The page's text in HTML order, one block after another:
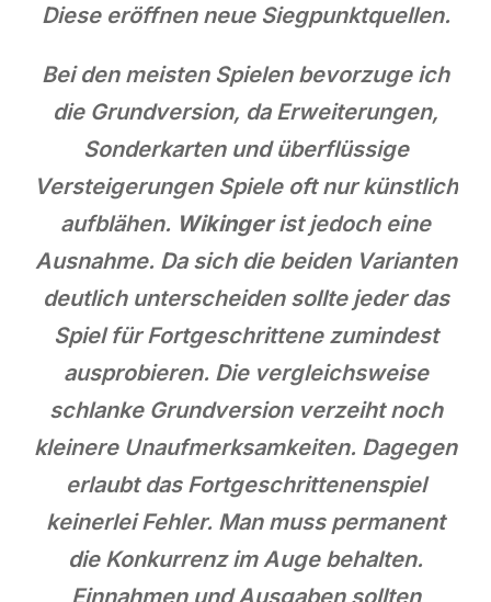
Diese eröffnen neue Siegpunktquellen.
Bei den meisten Spielen bevorzuge ich
die Grundversion, da Erweiterungen,
Sonderkarten und überflüssige
Versteigerungen Spiele oft nur künstlich
aufblähen. Wikingerist jedoch eine
Ausnahme. Da sich die beiden Varianten
deutlich unterscheiden sollte jeder das
Spiel für Fortgeschrittene zumindest
ausprobieren. Die vergleichsweise
schlanke Grundversion verzeiht noch
kleinere Unaufmerksamkeiten. Dagegen
erlaubt das Fortgeschrittenenspiel
keinerlei Fehler. Man muss permanent
die Konkurrenz im Auge behalten.
Einnahmen und Ausgaben sollten